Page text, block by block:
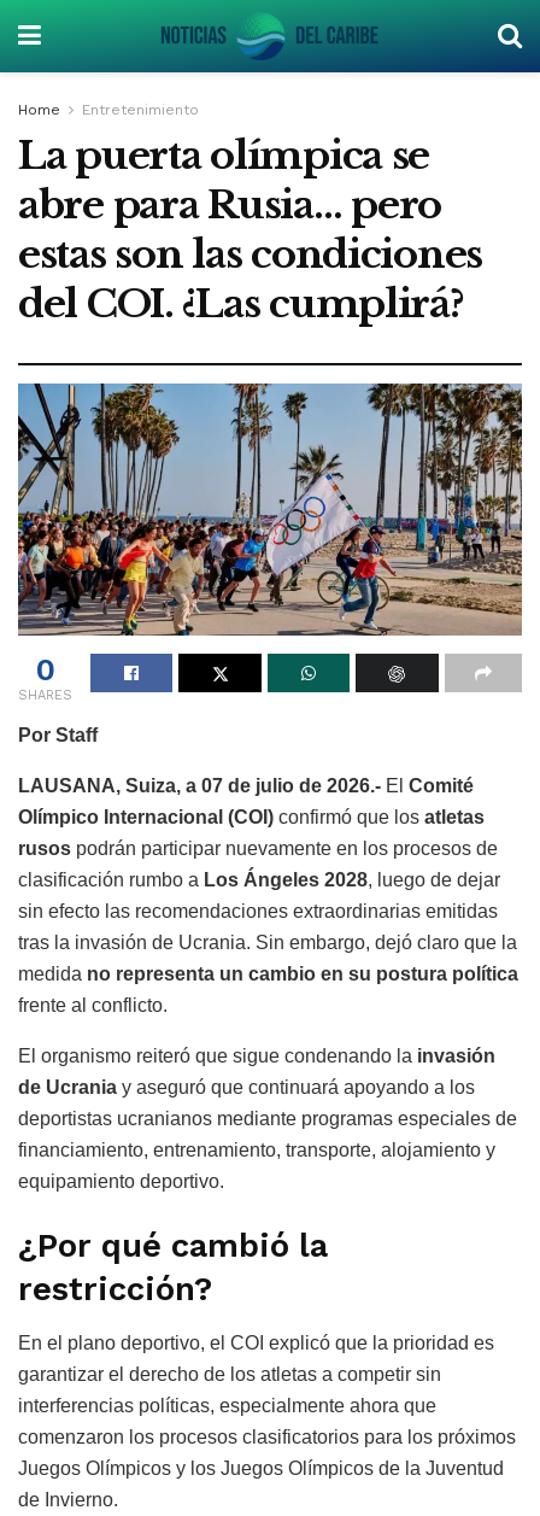
Home Entretenimiento
La puerta olímpica se
abre para Rusia… pero
estas son las condiciones
del COI. ¿Las cumplirá?
0
SHARES
Por Staff
LAUSANA, Suiza, a 07 de julio de 2026.- El Comité
Olímpico Internacional (COI) confirmó que los atletas
rusos podrán participar nuevamente en los procesos de
clasificación rumbo a Los Ángeles 2028, luego de dejar
sin efecto las recomendaciones extraordinarias emitidas
tras la invasión de Ucrania. Sin embargo, dejó claro que la
medida no representa un cambio en su postura política
frente al conflicto.
El organismo reiteró que sigue condenando la invasión
de Ucrania y aseguró que continuará apoyando a los
deportistas ucranianos mediante programas especiales de
financiamiento, entrenamiento, transporte, alojamiento y
equipamiento deportivo.
¿Por qué cambió la
restricción?
En el plano deportivo, el COI explicó que la prioridad es
garantizar el derecho de los atletas a competir sin
interferencias políticas, especialmente ahora que
comenzaron los procesos clasificatorios para los próximos
Juegos Olímpicos y los Juegos Olímpicos de la Juventud
de Invierno.